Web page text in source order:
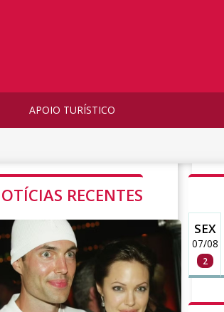
APOIO TURÍSTICO
RECENTES
SEX
07/08
2